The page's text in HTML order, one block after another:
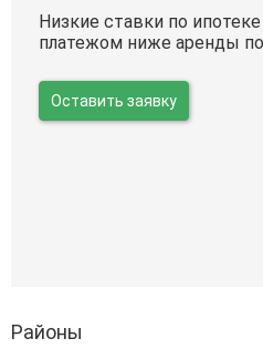
Низкие ставки по
платежом ниже аренды
Оставить заявку
Районы